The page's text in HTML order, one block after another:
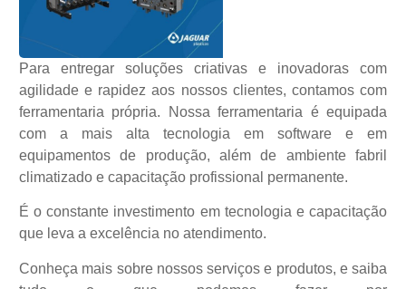
Para entregar soluções criativas e inovadoras com
agilidade e rapidez aos nossos clientes, contamos com
ferramentaria própria. Nossa ferramentaria é equipada
com a mais alta tecnologia em software e em
equipamentos de produção, além de ambiente fabril
climatizado e capacitação profissional permanente.
É o constante investimento em tecnologia e capacitação
que leva a excelência no atendimento.
Conheça mais sobre nossos serviços e produtos, e saiba